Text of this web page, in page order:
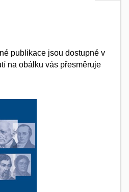
publikace jsou dostupné v
na obálku vás přesměruje